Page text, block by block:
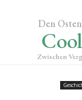
Den
Zwischen